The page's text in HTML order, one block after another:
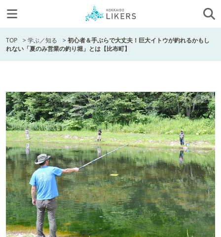
TOP >学ぶ／知る >初心者＆手ぶらで大丈夫！巨大イトウが釣れるかもし
れない「夏のみ営業の釣り堀」とは【比布町】